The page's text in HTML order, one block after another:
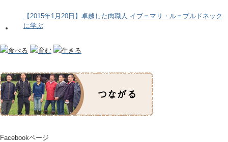
【2015年1月20日】卓越した肉職人 イブ＝マリ・ル＝ブルドネック
に学ぶ
Facebookページ